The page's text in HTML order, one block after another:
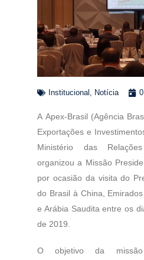
Institucional , Notícia
A Apex-Brasil (Agência
Exportações e
Ministério das
organizou a Missão
por ocasião da visita do
do Brasil à China,
e Arábia Saudita entre os
de 2019.
O objetivo da